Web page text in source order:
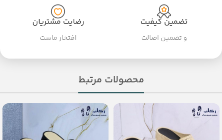
تضمین کیفیت
و تضمین اصالت
رضایت مشتریان
افتخار ماست
محصولات مرتبط